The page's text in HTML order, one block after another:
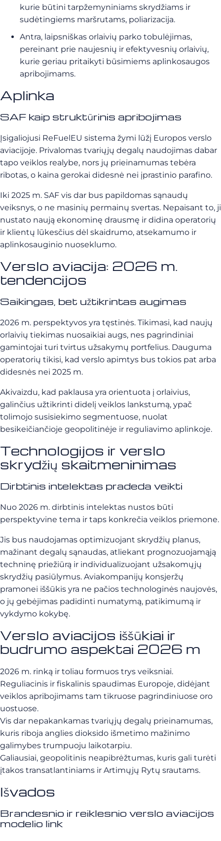
kurie būtini tarpžemyniniams skrydžiams ir
sudėtingiems maršrutams, poliarizacija.
Antra, laipsniškas orlaivių parko tobulėjimas,
pereinant prie naujesnių ir efektyvesnių orlaivių,
kurie geriau pritaikyti būsimiems aplinkosaugos
apribojimams.
Aplinka
SAF kaip struktūrinis apribojimas
Įsigaliojusi ReFuelEU sistema žymi lūžį Europos verslo
aviacijoje. Privalomas tvariųjų degalų naudojimas dabar
tapo veiklos realybe, nors jų prieinamumas tebėra
ribotas, o kaina gerokai didesnė nei įprastinio parafino.
Iki 2025 m. SAF vis dar bus papildomas sąnaudų
veiksnys, o ne masinių permainų svertas. Nepaisant to, ji
nustato naują ekonominę drausmę ir didina operatorių
ir klientų lūkesčius dėl skaidrumo, atsekamumo ir
aplinkosauginio nuoseklumo.
Verslo aviacija: 2026 m.
tendencijos
Saikingas, bet užtikrintas augimas
2026 m. perspektyvos yra tęstinės. Tikimasi, kad naujų
orlaivių tiekimas nuosaikiai augs, nes pagrindiniai
gamintojai turi tvirtus užsakymų portfelius. Dauguma
operatorių tikisi, kad verslo apimtys bus tokios pat arba
didesnės nei 2025 m.
Akivaizdu, kad paklausa yra orientuota į orlaivius,
galinčius užtikrinti didelį veiklos lankstumą, ypač
tolimojo susisiekimo segmentuose, nuolat
besikeičiančioje geopolitinėje ir reguliavimo aplinkoje.
Technologijos ir verslo
skrydžių skaitmeninimas
Dirbtinis intelektas pradeda veikti
Nuo 2026 m. dirbtinis intelektas nustos būti
perspektyvine tema ir taps konkrečia veiklos priemone.
Jis bus naudojamas optimizuojant skrydžių planus,
mažinant degalų sąnaudas, atliekant prognozuojamąją
techninę priežiūrą ir individualizuojant užsakomųjų
skrydžių pasiūlymus. Aviakompanijų konsjeržų
pramonei iššūkis yra ne pačios technologinės naujovės,
o jų gebėjimas padidinti numatymą, patikimumą ir
vykdymo kokybę.
Verslo aviacijos iššūkiai ir
budrumo aspektai 2026 m
2026 m. rinką ir toliau formuos trys veiksniai.
Reguliacinis ir fiskalinis spaudimas Europoje, didėjant
veiklos apribojimams tam tikruose pagrindiniuose oro
uostuose.
Vis dar nepakankamas tvariųjų degalų prieinamumas,
kuris riboja anglies dioksido išmetimo mažinimo
galimybes trumpuoju laikotarpiu.
Galiausiai, geopolitinis neapibrėžtumas, kuris gali turėti
įtakos transatlantiniams ir Artimųjų Rytų srautams.
Išvados
Brandesnio ir reiklesnio verslo aviacijos
modelio link